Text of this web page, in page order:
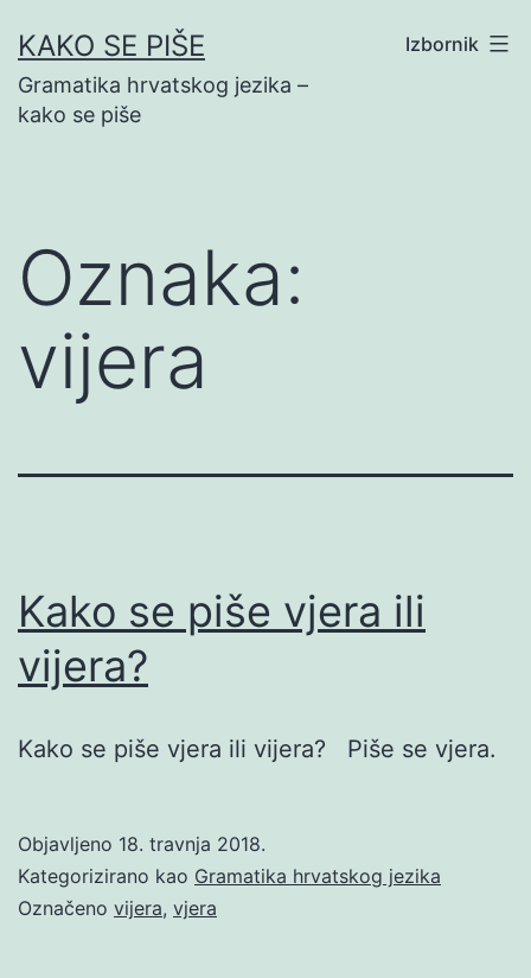
na
sadržaj
KAKO SE PIŠE
Gramatika hrvatskog jezika –
kako se piše
Izbornik
Oznaka:
vijera
Kako se piše vjera ili
vijera?
Kako se piše vjera ili vijera? Piše se vjera.
Objavljeno 18. travnja 2018.
Kategorizirano kao Gramatika hrvatskog jezika
Označeno vijera, vjera